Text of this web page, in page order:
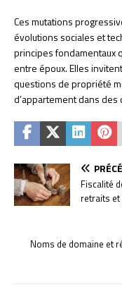
Ces mutations
évolutions sociales et
principes fondamentaux
entre époux. Elles
questions de propriété
d’appartement dans
Fiscalité
retraits
Noms de domaine et